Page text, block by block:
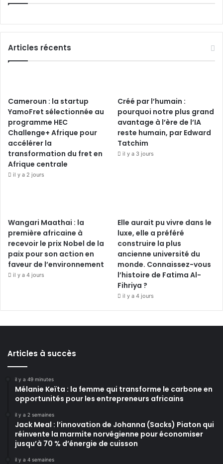
Articles récents
Cameroun : la startup
YamoFret sélectionnée au
programme HEC
Challenge+ Afrique pour
accélérer la
transformation du fret en
Afrique centrale
il y a 2 jours
Créé par l’humain :
pourquoi notre plus grand
avantage à l’ère de l’IA
reste humain, par Edward
Tatchim
il y a 3 jours
Wangari Maathai : la
première africaine à
recevoir le prix Nobel de la
paix pour son action en
faveur de l’environnement
il y a 4 jours
Elle aurait pu vivre dans le
luxe, elle a préféré
construire la plus
ancienne université du
monde. Connaissez-vous
l’histoire de Fatima Al-
Fihriya ?
il y a 4 jours
Articles à succès
il y a 49 minutes
Mélanie Keïta : la femme qui transforme le carbone en
opportunités pour les entrepreneurs africains
il y a 2 semaines
Jack Meal : l’innovation de Johanna (Sacks) Piaton qui
réinvente la marmite norvégienne pour économiser
jusqu’à 70 % d’énergie de cuisson
il y a 4 semaines